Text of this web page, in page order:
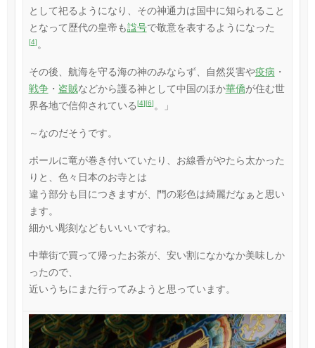
として祀るようになり、その神通力は国中に知られること
となって歴代の皇帝も諡号で敬意を表するようになった
[4] 。
その後、航海を守る海の神のみならず、自然災害や疫病 ・
戦争・ 盗賊などから護る神として中国のほか華僑が住む世
界各地で信仰されている[4][6] 。」
～なのだそうです。
ポールに竜が巻き付いていたり、お線香がやたら太かった
りと、色々日本のお寺とは
違う部分も目につきますが、門の彩色は綺麗だなぁと思い
ます。
細かい彫刻などもいいいですね。
中華街で買って帰ったお茶が、安い割になかなか美味しか
ったので、
近いうちにまた行ってみようと思っています。